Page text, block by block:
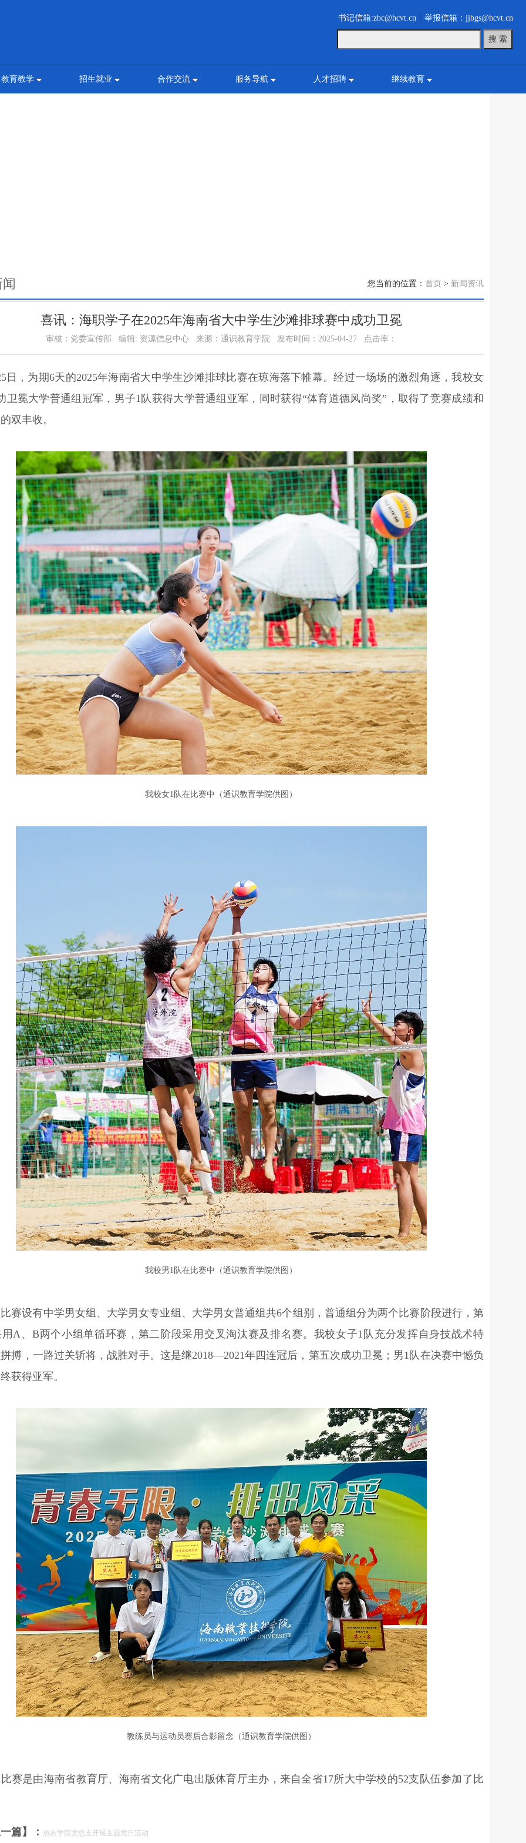
书记信箱:zbc@hcvt.cn 举报信箱：jjbgs@hcvt.cn
教育教学 招生就业 合作交流 服务导航 人才招聘 继续教育
您当前的位置： 首页 > 新闻资讯
喜讯：海职学子在2025年海南省大中学生沙滩排球赛中成功卫冕
审核：党委宣传部 编辑: 资源信息中心 来源：通识教育学院 发布时间：2025-04-27 点击率：
日，为期6天的2025年海南省大中学生沙滩排球比赛在琼海落下帷幕。经过一场场的激烈角逐，我校女
卫冕大学普通组冠军，男子1队获得大学普通组亚军，同时获得“体育道德风尚奖”，取得了竞赛成绩和
双丰收。
我校女1队在比赛中（通识教育学院供图）
我校男1队在比赛中（通识教育学院供图）
赛设有中学男女组、大学男女专业组、大学男女普通组共6个组别，普通组分为两个比赛阶段进行，第
A、B两个小组单循环赛，第二阶段采用交叉淘汰赛及排名赛。我校女子1队充分发挥自身技战术特
搏，一路过关斩将，战胜对手。这是继2018—2021年四连冠后，第五次成功卫冕；男1队在决赛中憾负
获得亚军。
教练员与运动员赛后合影留念（通识教育学院供图）
赛是由海南省教育厅、海南省文化广电出版体育厅主办，来自全省17所大中学校的52支队伍参加了比
篇】： 热农学院党总支开展主题党日活动